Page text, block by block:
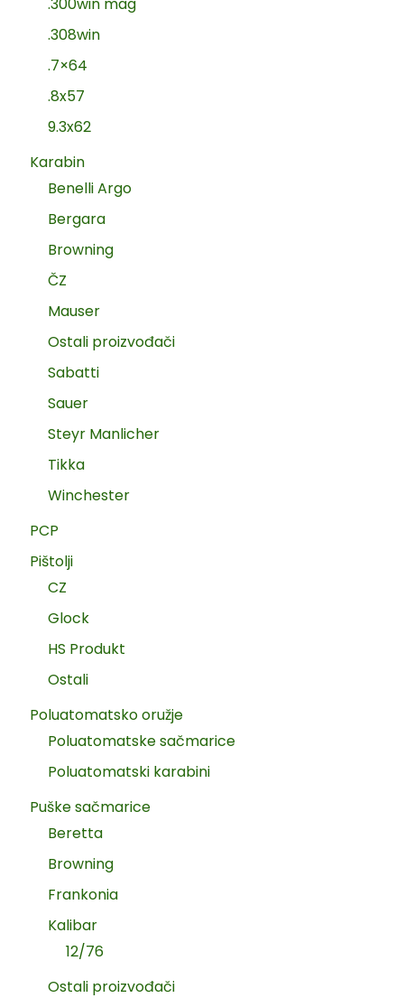
.308win
.7×64
.8x57
9.3x62
Karabin
Benelli Argo
Bergara
Browning
ČZ
Mauser
Ostali proizvođači
Sabatti
Sauer
Steyr Manlicher
Tikka
Winchester
PCP
Pištolji
CZ
Glock
HS Produkt
Ostali
Poluatomatsko oružje
Poluatomatske sačmarice
Poluatomatski karabini
Puške sačmarice
Beretta
Browning
Frankonia
Kalibar
12/76
Ostali proizvođači